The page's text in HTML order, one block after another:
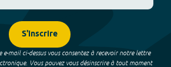
S'inscrire
e-mail ci-dessus vous consentez à recevoir notre lettre
Vous pouvez vous désinscrire à tout moment